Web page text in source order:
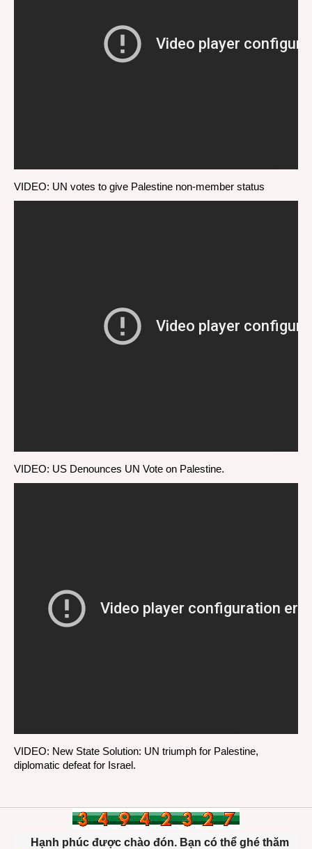
VIDEO: UN votes to give Palestine non-member status
VIDEO: US Denounces UN Vote on Palestine.
VIDEO: New State Solution: UN triumph for Palestine,
diplomatic defeat for Israel.
Hạnh phúc được chào đón. Bạn có thể ghé thăm